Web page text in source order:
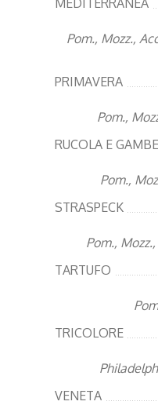
MEDITERRANEA
Pom., Mozz.,
PRIMAVERA
Pom.,
RUCOLA E
Pom.,
STRASPECK
Pom.,
TARTUFO
TRICOLORE
VENETA